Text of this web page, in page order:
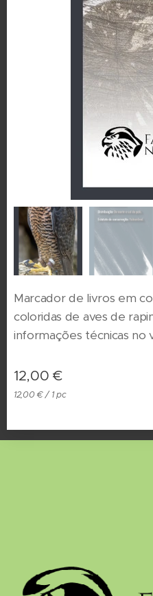
Marcador de livros em
coloridas de aves de
informações técnicas no
12,00 €
12,00 € / 1 pc